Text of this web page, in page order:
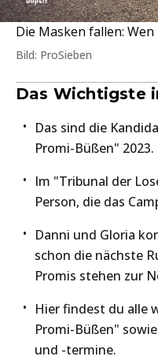
Die Masken fallen:
Bild: ProSieben
Das Wichtigste
Das sind die
Promi-Büßen" 2023.
Im "Tribunal der
Person, die das
Danni und Gloria
schon die nächste
Promis stehen zur
Hier findest du alle
Promi-Büßen"
und -termine.